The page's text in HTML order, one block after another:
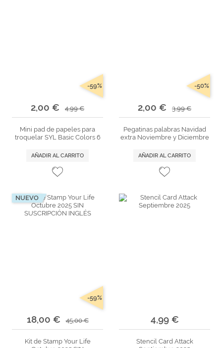
2,00 € 4,99 €
-59%
Mini pad de papeles para
troquelar SYL Basic Colors 6
AÑADIR AL CARRITO
2,00 € 3,99 €
-50%
Pegatinas palabras Navidad
extra Noviembre y Diciembre
AÑADIR AL CARRITO
NUEVO
18,00 € 45,00 €
-59%
Kit de Stamp Your Life
4,99 €
Stencil Card Attack